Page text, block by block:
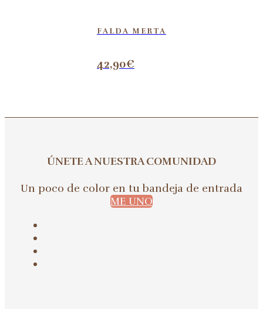
FALDA MERTA
42,90€
ÚNETE A NUESTRA COMUNIDAD
Un poco de color en tu bandeja de entrada
ME UNO